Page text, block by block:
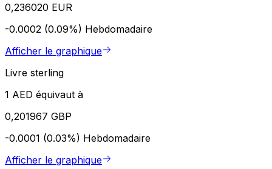
0,236020 EUR
-0.0002 (0.09%) Hebdomadaire
Afficher le graphique
Livre sterling
1 AED équivaut à
0,201967 GBP
-0.0001 (0.03%) Hebdomadaire
Afficher le graphique